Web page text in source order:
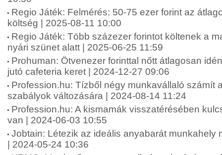
Regio Játék: Felmérés: 50-75 ezer forint az
költség | 2025-08-11 10:00
Regio Játék: Több százezer forintot költenek a
nyári szünet alatt | 2025-06-25 11:59
Prohuman: Ötvenezer forinttal nőtt átlagosan
jutó cafeteria keret | 2024-12-27 09:06
Profession.hu: Tízből négy munkavállaló számít
szabályok változására | 2024-08-14 11:24
Profession.hu: A kismamák visszatérésében
van | 2024-06-03 10:55
Jobtain: Létezik az ideális anyabarát munkahely
| 2024-05-24 10:36